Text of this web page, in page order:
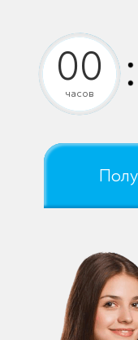
часов